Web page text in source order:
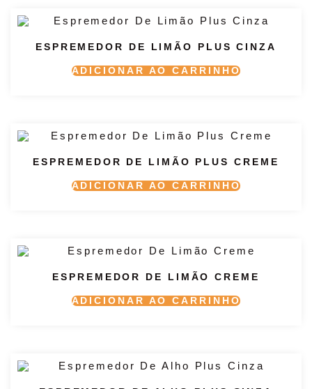
ESPREMEDOR DE LIMÃO PLUS CINZA
ADICIONAR AO CARRINHO
ESPREMEDOR DE LIMÃO PLUS CREME
ADICIONAR AO CARRINHO
ESPREMEDOR DE LIMÃO CREME
ADICIONAR AO CARRINHO